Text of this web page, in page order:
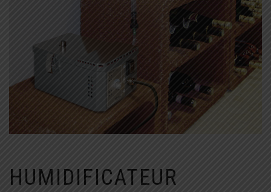
HUMIDIFICATEUR